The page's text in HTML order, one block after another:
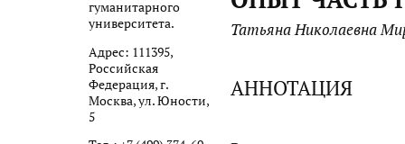
гуманитарного
университета.
Адрес: 111395,
Российская
Федерация, г.
Москва, ул. Юности,
5
Татьяна Николаевна
АННОТАЦИЯ